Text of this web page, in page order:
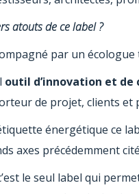
atouts de ce label ?
par un
outil d’innovation et
de projet, clients et
énergétique ce
axes précédemment
le seul label qui